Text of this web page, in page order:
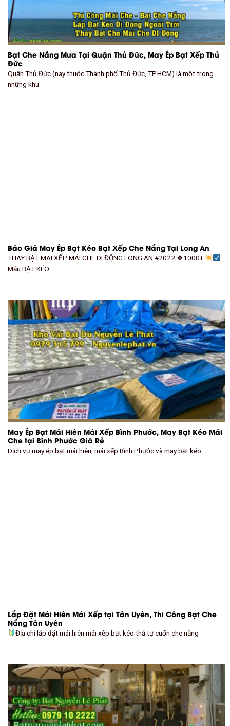
Bạt Che Nắng Mưa Tại Quận Thủ Đức, May Ép Bạt Xếp Thủ
Đức
Quận Thủ Đức (nay thuộc Thành phố Thủ Đức, TP.HCM) là một trong
những khu
Báo Giá May Ép Bạt Kéo Bạt Xếp Che Nắng Tại Long An
THAY BẠT MÁI XẾP MÁI CHE DI ĐỘNG LONG AN #2022 ❖1000+
Mẫu BẠT KÉO
May Ép Bạt Mái Hiên Mái Xếp Bình Phước, May Bạt Kéo Mái
Che tại Bình Phước Giá Rẻ
Dịch vụ may ép bạt mái hiên, mái xếp Bình Phước và may bạt kéo
Lắp Đặt Mái Hiên Mái Xếp tại Tân Uyên, Thi Công Bạt Che
Nắng Tân Uyên
Địa chỉ lắp đặt mái hiên mái xếp bạt kéo thả tự cuốn che nắng